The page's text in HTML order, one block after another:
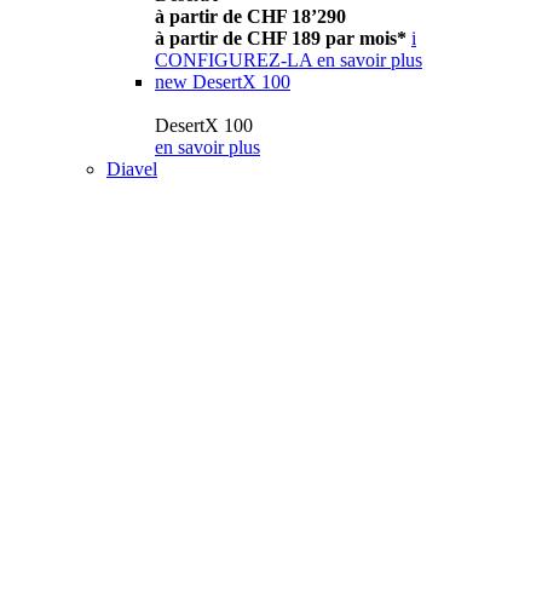
à partir de CHF 18’290
à partir de CHF 189 par mois* i
CONFIGUREZ-LA en savoir plus
new DesertX 100
DesertX 100
en savoir plus
Diavel